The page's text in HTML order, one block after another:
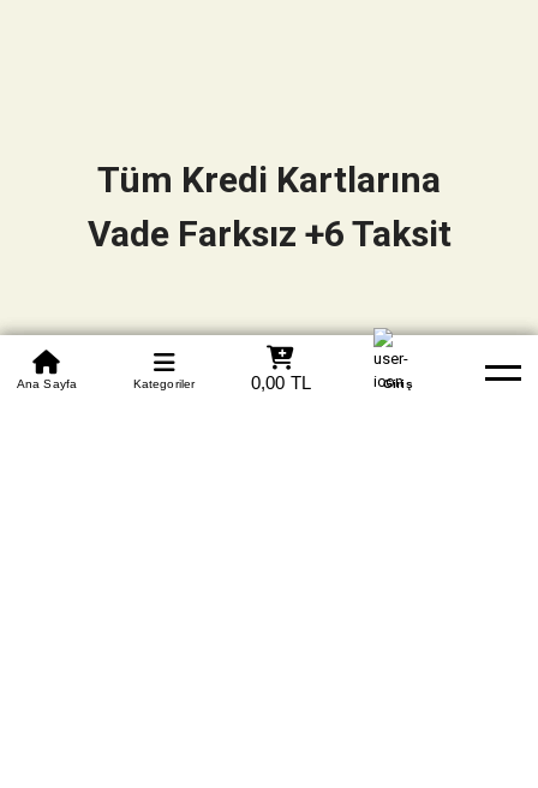
0850 305 09 70
Beden Tablosu Banka Hesapları Whatsapp Yardım
Ana Sayfa Kategoriler 0,00 TL Giriş
Tüm Kredi Kartlarına
Vade Farksız +6 Taksit